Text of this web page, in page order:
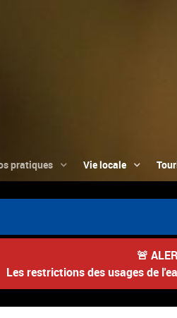
pratiques Vie locale
🚨
Les restrictions des usages de